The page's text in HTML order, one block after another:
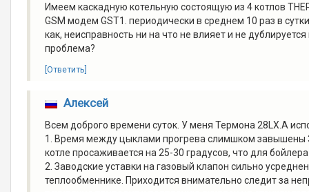
Имеем каскадную котельную состоящую из 4 котлов
GSM модем GST1. периодически в среднем 10 раз в
как, неисправность ни на что не влияет и не
проблема?
[Ответить]
Алексей
Всем доброго времени суток. У меня Термона 28LX.А
1. Время между цыклами прогрева слимшком завышены
котле просаживается на 25-30 градусов, что для
2. Заводские уставки на газовый клапон сильно
теплообменнике. Приходится внимательно следит за